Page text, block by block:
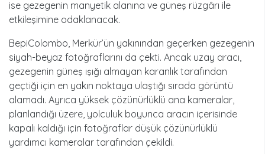
ise gezegenin manyetik alanına ve güneş rüzgârı ile
etkileşimine odaklanacak.
BepiColombo, Merkür’ün yakınından geçerken gezegenin
siyah-beyaz fotoğraflarını da çekti. Ancak uzay aracı,
gezegenin güneş ışığı almayan karanlık tarafından
geçtiği için en yakın noktaya ulaştığı sırada görüntü
alamadı. Ayrıca yüksek çözünürlüklü ana kameralar,
planlandığı üzere, yolculuk boyunca aracın içerisinde
kapalı kaldığı için fotoğraflar düşük çözünürlüklü
yardımcı kameralar tarafından çekildi.